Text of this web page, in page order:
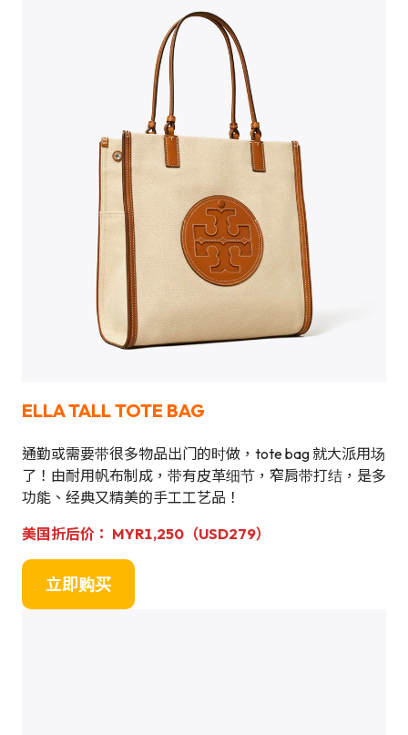
ELLA TALL TOTE BAG
通勤或需要带很多物品出门的时做，tote bag 就大派用场
了！由耐用帆布制成，带有皮革细节，窄肩带打结，是多
功能、经典又精美的手工工艺品！
美国折后价： MYR1,250（USD279）
立即购买